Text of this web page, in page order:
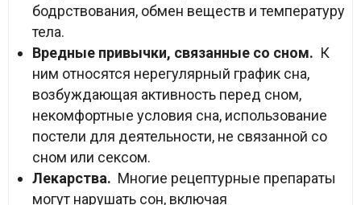
бодрствования, обмен веществ и температуру
тела.
Вредные привычки, связанные со сном. К
ним относятся нерегулярный график сна,
возбуждающая активность перед сном,
некомфортные условия сна, использование
постели для деятельности, не связанной со
сном или сексом.
Лекарства. Многие рецептурные препараты
могут нарушать сон, включая